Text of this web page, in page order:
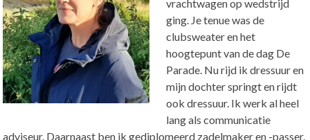
vrachtwagen op wedstrijd
ging. Je tenue was de
clubsweater en het
hoogtepunt van de dag De
Parade. Nu rijd ik dressuur en
mijn dochter springt en rijdt
ook dressuur. Ik werk al heel
lang als communicatie
adviseur. Daarnaast ben ik gediplomeerd zadelmaker en -passer.